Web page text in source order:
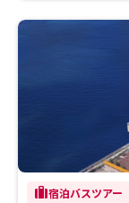
trip宿泊バスツアー